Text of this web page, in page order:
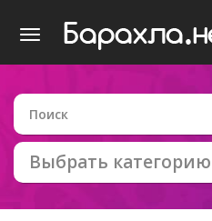
Выбрать категорию